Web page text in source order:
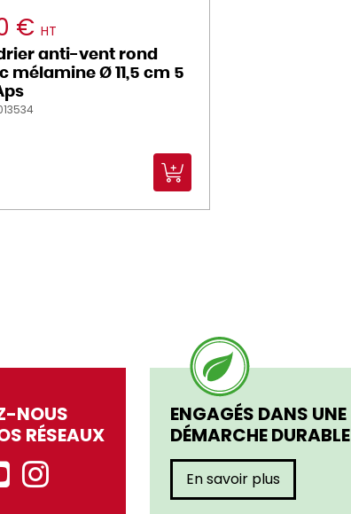
€ HT
anti-vent rond
mélamine Ø 11,5 cm 5
ENGAGÉS DANS UNE
DÉMARCHE DURABLE
En savoir plus
NOUS
RÉSEAUX